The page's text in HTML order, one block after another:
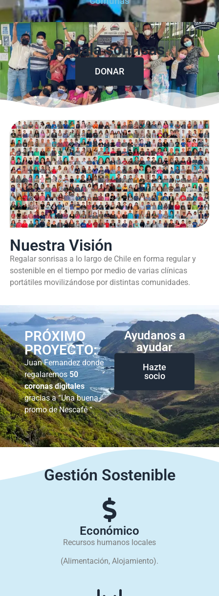
Regala sonrisas
DONAR
Nuestra Visión
Regalar sonrisas a lo largo de Chile en forma regular y
sostenible en el tiempo por medio de varias clínicas
portátiles movilizándose por distintas comunidades.
PRÓXIMO
PROYECTO:
Juan Fernandez donde
regalaremos 50
coronas digitales
gracias a “Una buena
promo de Nescafé “
Ayudanos a
ayudar
Hazte
socio
Gestión Sostenible
Económico
Recursos humanos locales
(Alimentación, Alojamiento).